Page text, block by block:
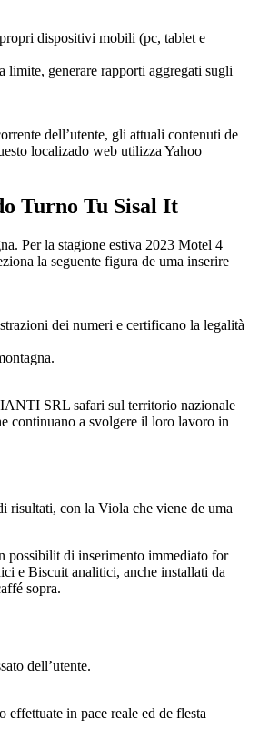
dispositivi mobili (pc, tablet e
generare rapporti aggregati sugli
dell’utente, gli attuali contenuti de
localizado web utilizza Yahoo
Turno Tu Sisal It
Per la stagione estiva 2023 Motel 4
la seguente figura de uma inserire
dei numeri e certificano la legalità
SRL safari sul territorio nazionale
continuano a svolgere il loro lavoro in
risultati, con la Viola che viene de uma
possibilit di inserimento immediato for
e Biscuit analitici, anche installati da
sopra.
dell’utente.
in pace reale ed de flesta